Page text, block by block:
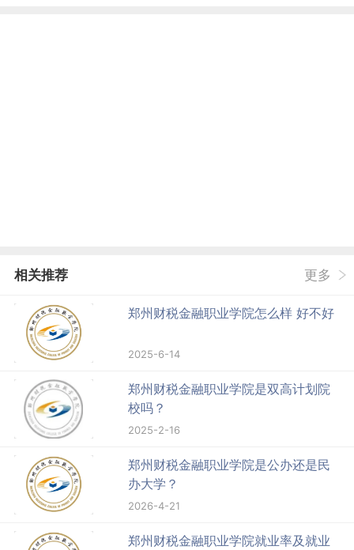
相关推荐 更多
郑州财税金融职业学院怎么样 好不好
2025-6-14
郑州财税金融职业学院是双高计划院
校吗？
2025-2-16
郑州财税金融职业学院是公办还是民
办大学？
2026-4-21
郑州财税金融职业学院就业率及就业